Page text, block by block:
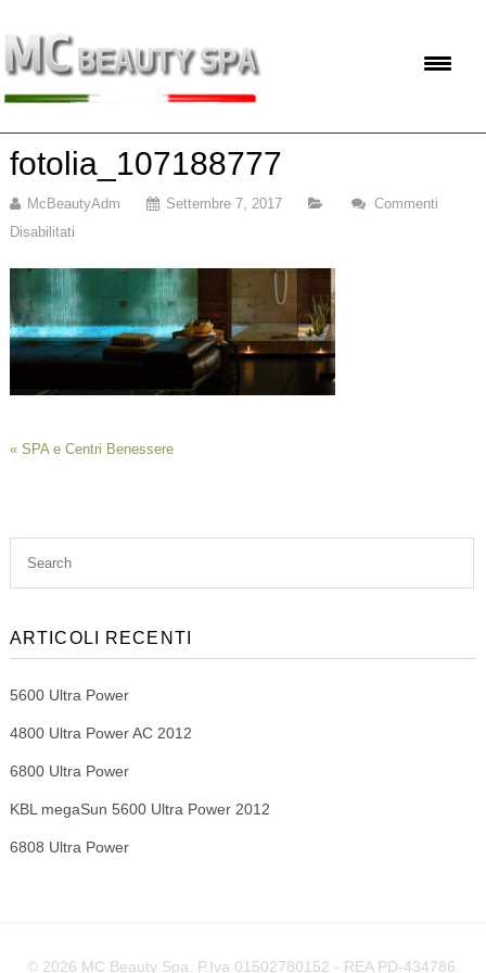
fotolia_107188777
McBeautyAdm Settembre 7, 2017
Commenti
Disabilitati
« SPA e Centri Benessere
ARTICOLI RECENTI
5600 Ultra Power
4800 Ultra Power AC 2012
6800 Ultra Power
KBL megaSun 5600 Ultra Power 2012
6808 Ultra Power
© 2026 MC Beauty Spa. P.Iva 01502780152 - REA PD-434786.